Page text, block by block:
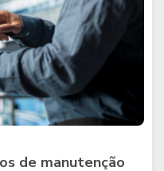
de manutenção